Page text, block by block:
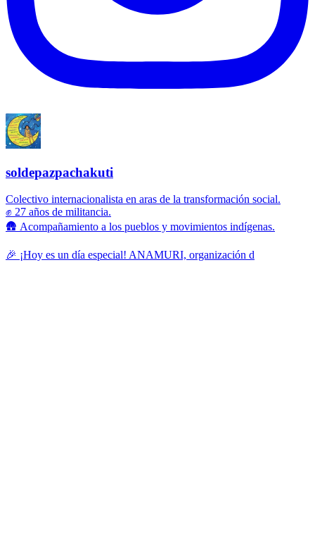
soldepazpachakuti
Colectivo internacionalista en aras de la transformación social.
✊ 27 años de militancia.
🛖 Acompañamiento a los pueblos y movimientos indígenas.
🎉 ¡Hoy es un día especial! ANAMURI, organización d